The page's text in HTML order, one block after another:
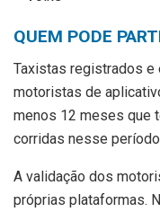
QUEM PODE
Taxistas registrados e
motoristas de
menos 12 meses que
corridas nesse
A validação dos
próprias plataformas.